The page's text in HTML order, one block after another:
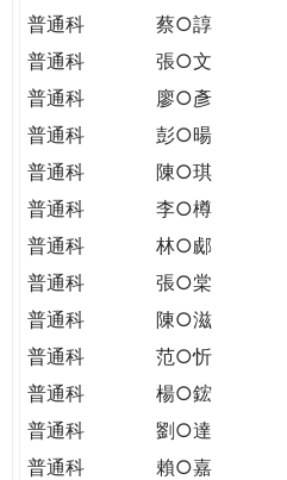
普通科
蔡○諄
普通科
張○文
普通科
廖○彥
普通科
彭○暘
普通科
陳○琪
普通科
李○樽
普通科
林○郕
普通科
張○棠
普通科
陳○滋
普通科
范○忻
普通科
楊○鋐
普通科
劉○達
普通科
賴○嘉